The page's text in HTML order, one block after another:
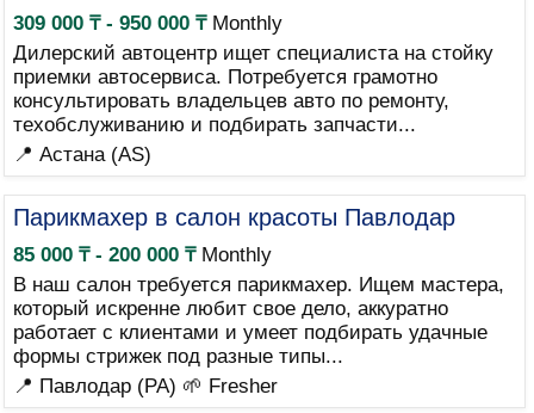
309 000 ₸ - 950 000 ₸Monthly
Дилерский автоцентр ищет специалиста на стойку
приемки автосервиса. Потребуется грамотно
консультировать владельцев авто по ремонту,
техобслуживанию и подбирать запчасти...
📍 Астана (AS)
Парикмахер в салон красоты Павлодар
85 000 ₸ - 200 000 ₸Monthly
В наш салон требуется парикмахер. Ищем мастера,
который искренне любит свое дело, аккуратно
работает с клиентами и умеет подбирать удачные
формы стрижек под разные типы...
📍 Павлодар (PA) 🌱 Fresher